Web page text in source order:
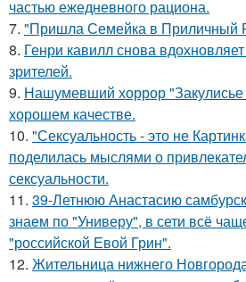
частью ежедневного рациона.
7. "Пришла Семейка в Приличный
8. Генри кавилл снова
зрителей.
9. Нашумевший хоррор
хорошем качестве.
10. "Сексуальность - это не
поделилась мыслями о
сексуальности.
11. 39-Летнюю Анастасию
знаем по "Универу", в сети всё
"российской Евой Грин".
12. Жительница нижнего